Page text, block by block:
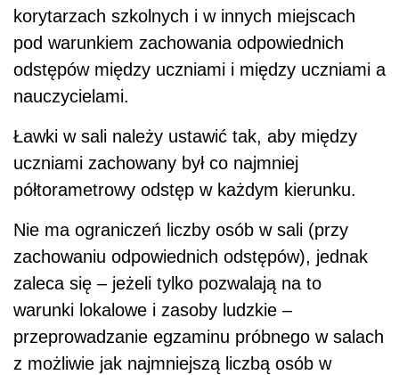
korytarzach szkolnych i w innych miejscach
pod warunkiem zachowania odpowiednich
odstępów między uczniami i między uczniami a
nauczycielami.
Ławki w sali należy ustawić tak, aby między
uczniami zachowany był co najmniej
półtorametrowy odstęp w każdym kierunku.
Nie ma ograniczeń liczby osób w sali (przy
zachowaniu odpowiednich odstępów), jednak
zaleca się – jeżeli tylko pozwalają na to
warunki lokalowe i zasoby ludzkie –
przeprowadzanie egzaminu próbnego w salach
z możliwie jak najmniejszą liczbą osób w